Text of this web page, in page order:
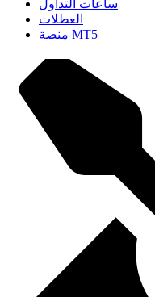
ساعات التداول
العطلات
منصة MT5